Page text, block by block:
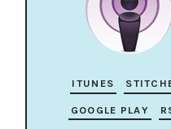
ITUNES
GOOGLE PLAY